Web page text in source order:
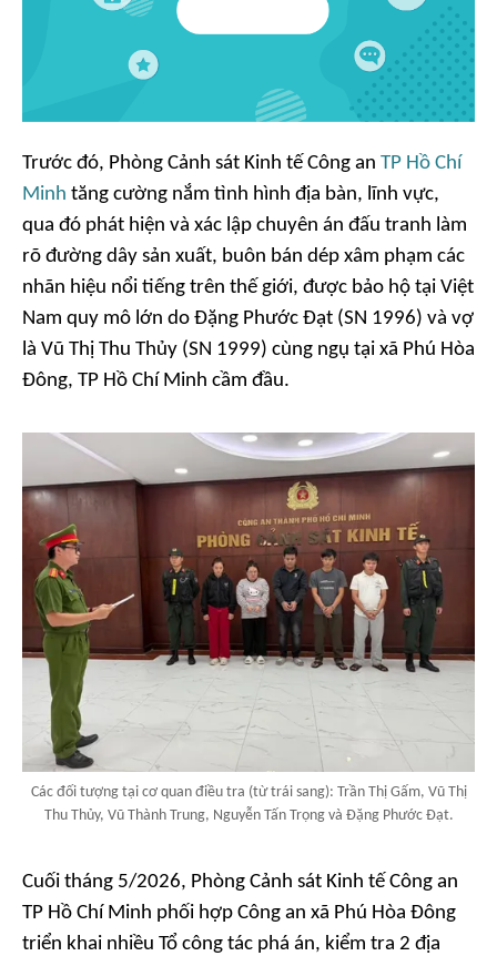
Trước đó, Phòng Cảnh sát Kinh tế Công an TP Hồ Chí
Minh tăng cường nắm tình hình địa bàn, lĩnh vực,
qua đó phát hiện và xác lập chuyên án đấu tranh làm
rõ đường dây sản xuất, buôn bán dép xâm phạm các
nhãn hiệu nổi tiếng trên thế giới, được bảo hộ tại Việt
Nam quy mô lớn do Đặng Phước Đạt (SN 1996) và vợ
là Vũ Thị Thu Thủy (SN 1999) cùng ngụ tại xã Phú Hòa
Đông, TP Hồ Chí Minh cầm đầu.
Các đối tượng tại cơ quan điều tra (từ trái sang): Trần Thị Gấm, Vũ Thị
Thu Thủy, Vũ Thành Trung, Nguyễn Tấn Trọng và Đặng Phước Đạt.
Cuối tháng 5/2026, Phòng Cảnh sát Kinh tế Công an
TP Hồ Chí Minh phối hợp Công an xã Phú Hòa Đông
triển khai nhiều Tổ công tác phá án, kiểm tra 2 địa